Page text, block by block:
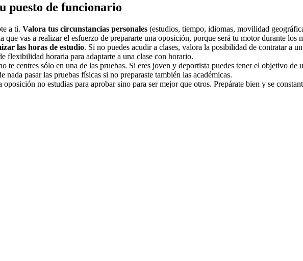
puesto de funcionario
a ti. Valora tus circunstancias personales (estudios, tiempo, idiomas, movilidad
que vas a realizar el esfuerzo de prepararte una oposición, porque será tu motor durante los
las horas de estudio. Si no puedes acudir a clases, valora la posibilidad de contratar a
flexibilidad horaria para adaptarte a una clase con horario.
te centres sólo en una de las pruebas. Si eres joven y deportista puedes tener el objetivo
nada pasar las pruebas físicas si no preparaste también las académicas.
oposición no estudias para aprobar sino para ser mejor que otros. Prepárate bien y se